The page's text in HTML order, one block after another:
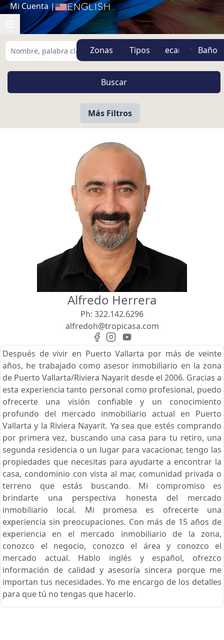
Mi Cuenta | English
Zonas Tipos
Más Filtros
Vista
Pie de Playa Buscar usando:
USD MXN
Menor Precio Primero
Alfredo Herrera
Ph: 322.142.6296
alfredoh@tropicasa.com
Después de vivir en Puerto Vallarta por más de veinte
años, he trabajado como asesor inmobiliario en la zona
de Puerto Vallarta/Riviera Nayarit desde el 2006. Gracias a
esta experiencia tanto personal como profesional, puedo
ofrecerte una visión confiable y un conocimiento
profundo del mercado inmobiliario actual en Puerto
Vallarta y la Riviera Nayarit. Ya sea que estés comprando
por primera vez, buscando una casa para tu retiro, una
segunda residencia o un lugar para vacacionar, tengo las
propiedades que necesitas para ayudarte a encontrar la
casa, condominio con vista al mar, comunidad privada o
terreno que estás buscando. Mi compromiso es
brindarte una perspectiva honesta del mercado
inmobiliario local. Mi promesa es ofrecerte una
experiencia sin preocupaciones. Con más de 15 años de
experiencia en el mercado inmobiliario de la zona,
conozco el negocio, conozco el área y conozco el
mercado actual. Hablo inglés y español, ofrezco
información de calidad y asesoría sincera porque me
importan tus necesidades. Yo me encargo de los detalles
para que tú no tengas que hacerlo.